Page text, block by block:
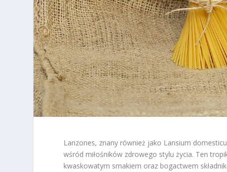
Lanzones, znany również jako Lansium
wśród miłośników zdrowego stylu życia. Ten
kwaskowatym smakiem oraz bogactwem